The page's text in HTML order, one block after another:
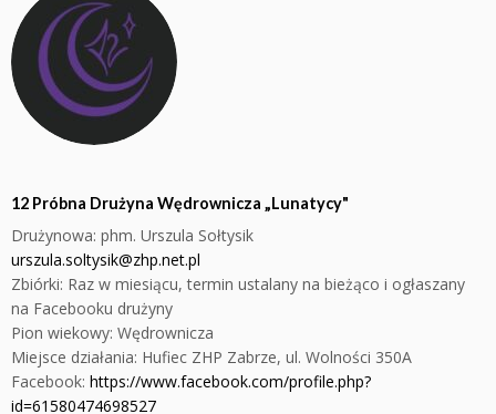
12 Próbna Drużyna Wędrownicza „Lunatycy"
Drużynowa: phm. Urszula Sołtysik
urszula.soltysik@zhp.net.pl
Zbiórki: Raz w miesiącu, termin ustalany na bieżąco i ogłaszany
na Facebooku drużyny
Pion wiekowy: Wędrownicza
Miejsce działania: Hufiec ZHP Zabrze, ul. Wolności 350A
Facebook: https://www.facebook.com/profile.php?
id=61580474698527